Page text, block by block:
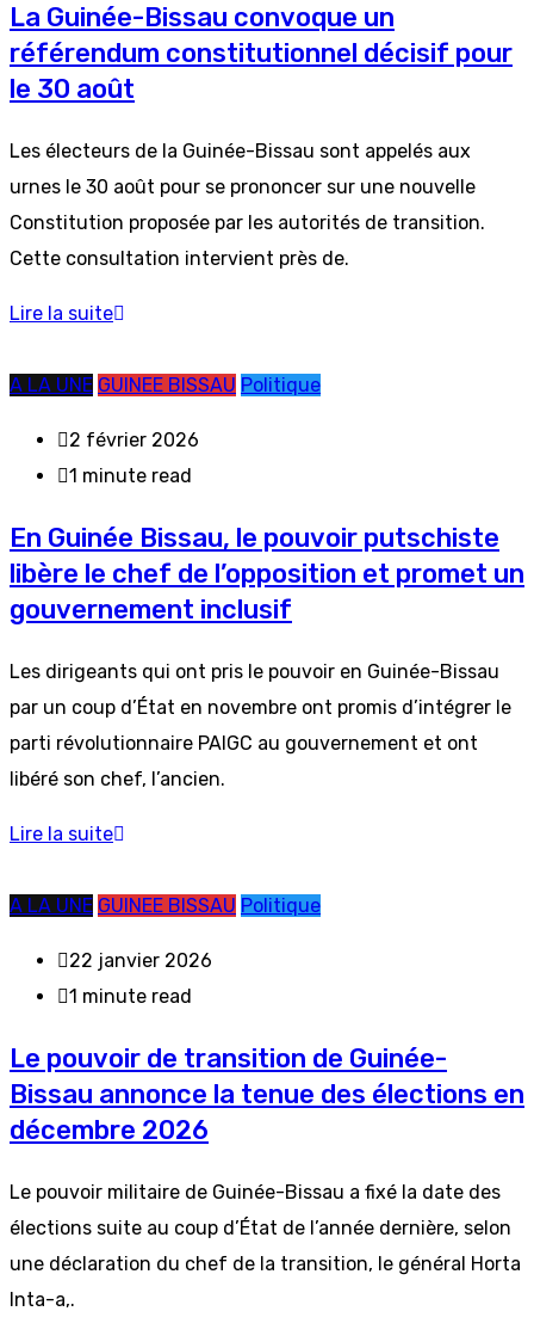
La Guinée-Bissau convoque un
référendum constitutionnel décisif pour
le 30 août
Les électeurs de la Guinée-Bissau sont appelés aux
urnes le 30 août pour se prononcer sur une nouvelle
Constitution proposée par les autorités de transition.
Cette consultation intervient près de.
Lire la suite
A LA UNE GUINEE BISSAU Politique
2 février 2026
1 minute read
En Guinée Bissau, le pouvoir putschiste
libère le chef de l’opposition et promet un
gouvernement inclusif
Les dirigeants qui ont pris le pouvoir en Guinée-Bissau
par un coup d’État en novembre ont promis d’intégrer le
parti révolutionnaire PAIGC au gouvernement et ont
libéré son chef, l’ancien.
Lire la suite
A LA UNE GUINEE BISSAU Politique
22 janvier 2026
1 minute read
Le pouvoir de transition de Guinée-
Bissau annonce la tenue des élections en
décembre 2026
Le pouvoir militaire de Guinée-Bissau a fixé la date des
élections suite au coup d’État de l’année dernière, selon
une déclaration du chef de la transition, le général Horta
Inta-a,.